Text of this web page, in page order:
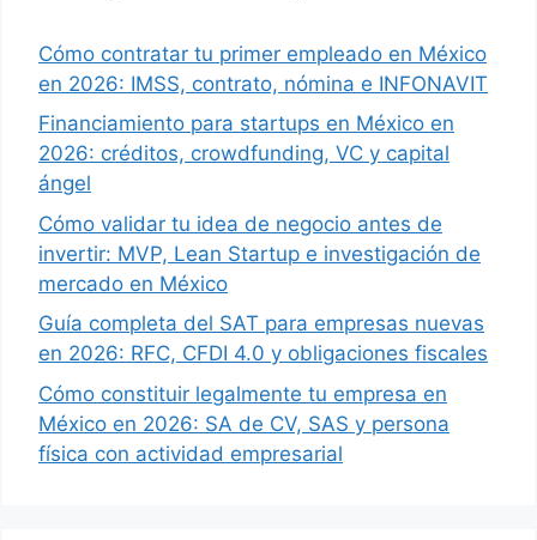
Cómo contratar tu primer empleado en México
en 2026: IMSS, contrato, nómina e INFONAVIT
Financiamiento para startups en México en
2026: créditos, crowdfunding, VC y capital
ángel
Cómo validar tu idea de negocio antes de
invertir: MVP, Lean Startup e investigación de
mercado en México
Guía completa del SAT para empresas nuevas
en 2026: RFC, CFDI 4.0 y obligaciones fiscales
Cómo constituir legalmente tu empresa en
México en 2026: SA de CV, SAS y persona
física con actividad empresarial